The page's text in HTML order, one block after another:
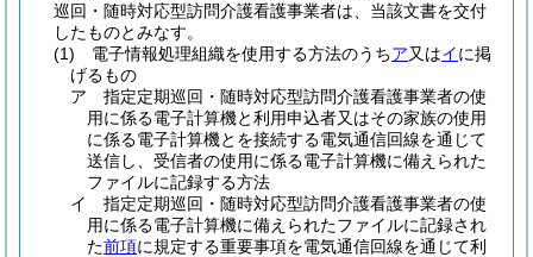
巡回・随時対応型訪問介護看護事業者は、当該文書を交付
したものとみなす。
(1)
電子情報処理組織を使用する方法のうちア又はイに掲
げるもの
ア
指定定期巡回・随時対応型訪問介護看護事業者の使
用に係る電子計算機と利用申込者又はその家族の使用
に係る電子計算機とを接続する電気通信回線を通じて
送信し、受信者の使用に係る電子計算機に備えられた
ファイルに記録する方法
イ
指定定期巡回・随時対応型訪問介護看護事業者の使
用に係る電子計算機に備えられたファイルに記録され
た前項に規定する重要事項を電気通信回線を通じて利